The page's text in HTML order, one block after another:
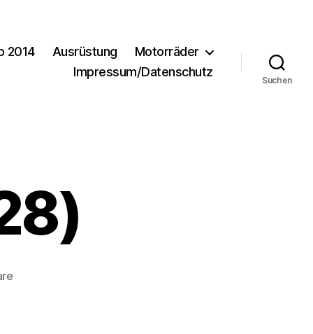
2014 Ausrüstung
Motorräder
Impressum/Datenschutz
Suchen
zu